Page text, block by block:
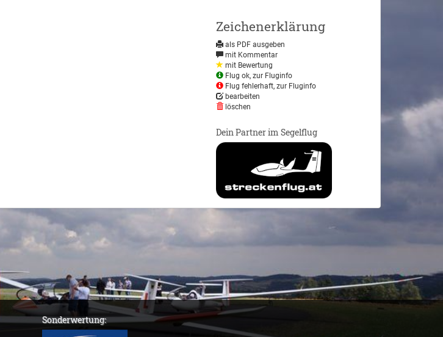
Zeichenerklärung
als PDF ausgeben
mit Kommentar
mit Bewertung
Flug ok, zur Fluginfo
Flug fehlerhaft, zur Fluginfo
bearbeiten
löschen
Dein Partner im Segelflug
Sonderwertung: